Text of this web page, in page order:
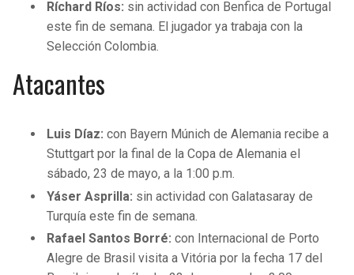
Ríchard Ríos: sin actividad con Benfica de Portugal
este fin de semana. El jugador ya trabaja con la
Selección Colombia.
Atacantes
Luis Díaz: con Bayern Múnich de Alemania recibe a
Stuttgart por la final de la Copa de Alemania el
sábado, 23 de mayo, a la 1:00 p.m.
Yáser Asprilla: sin actividad con Galatasaray de
Turquía este fin de semana.
Rafael Santos Borré: con Internacional de Porto
Alegre de Brasil visita a Vitória por la fecha 17 del